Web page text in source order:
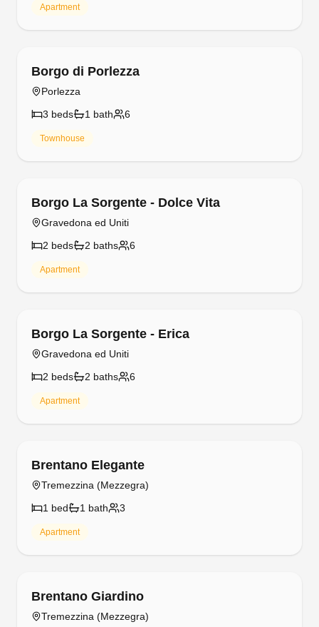
Apartment
Borgo di Porlezza
Porlezza
3 beds 1 bath 6
Townhouse
Borgo La Sorgente - Dolce Vita
Gravedona ed Uniti
2 beds 2 baths 6
Apartment
Borgo La Sorgente - Erica
Gravedona ed Uniti
2 beds 2 baths 6
Apartment
Brentano Elegante
Tremezzina (Mezzegra)
1 bed 1 bath 3
Apartment
Brentano Giardino
Tremezzina (Mezzegra)